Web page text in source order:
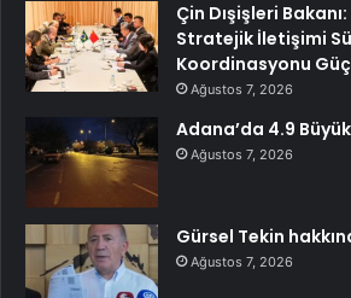
Çin Dışişleri
Stratejik İletişimi
Koordinasyonu
Ağustos 7, 2026
Adana’da 4.9
Ağustos 7, 2026
Gürsel Tekin
Ağustos 7, 2026